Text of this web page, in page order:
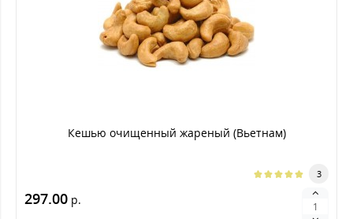
Кешью очищенный жареный (Вьетнам)
3
297.00 р.